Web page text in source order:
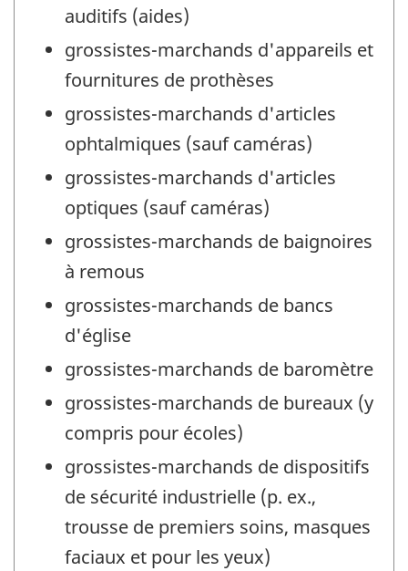
auditifs (aides)
grossistes-marchands d'appareils et
fournitures de prothèses
grossistes-marchands d'articles
ophtalmiques (sauf caméras)
grossistes-marchands d'articles
optiques (sauf caméras)
grossistes-marchands de baignoires
à remous
grossistes-marchands de bancs
d'église
grossistes-marchands de baromètre
grossistes-marchands de bureaux (y
compris pour écoles)
grossistes-marchands de dispositifs
de sécurité industrielle (p. ex.,
trousse de premiers soins, masques
faciaux et pour les yeux)